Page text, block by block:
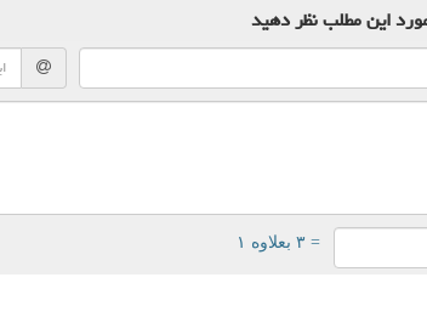
این مطلبنظر دهید
= ۳ بعلاوه ۱